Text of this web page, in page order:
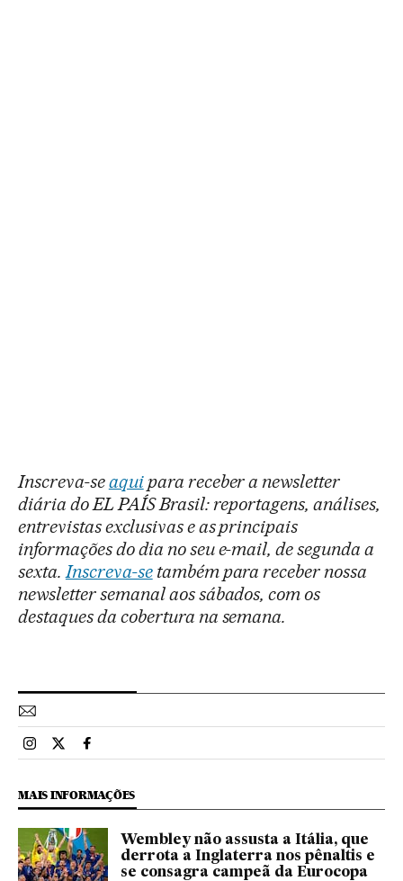
Inscreva-seaquipara receber a newsletter
diária do EL PAÍS Brasil: reportagens, análises,
entrevistas exclusivas e as principais
informações do dia no seu e-mail, de segunda a
sexta. Inscreva-setambém para receber nossa
newsletter semanal aos sábados, com os
destaques da cobertura na semana.
Esportes El País Brasil en Instagram
Esportes El País Brasil en Twitter
Esportes El País Brasil en Facebook
MAIS INFORMAÇÕES
Wembley não assusta a Itália, que
derrota a Inglaterra nos pênaltis e
se consagra campeã da Eurocopa